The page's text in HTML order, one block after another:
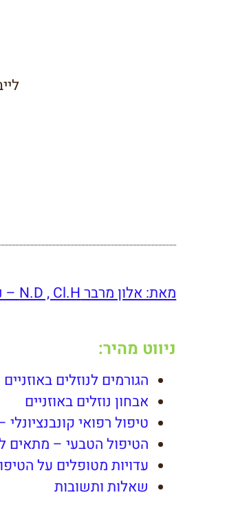
מאת: אלון מרבר N.D , Cl.H – נטורופת מומחה לטיפול טבעי בבעיות אוזניים
ניווט מהיר:
הגורמים לנוזלים באוזניים
אבחון נוזלים באוזניים
טיפול רפואי קונבנציונלי
הטיפול הטבעי – מתאים
עדויות מטופלים על
שאלות ותשובות